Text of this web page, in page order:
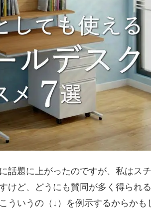
話題に上がったのですが、私はス
けど、どうにも賛同が多く得られ
ういうの（↓）を例示するからかも